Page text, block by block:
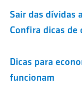
Sair das dívidas
Confira dicas de
Dicas para
funcionam